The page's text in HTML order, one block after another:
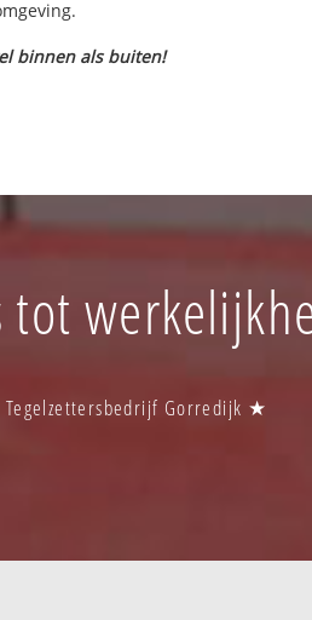
binnen als buiten!
Gorredijk ★